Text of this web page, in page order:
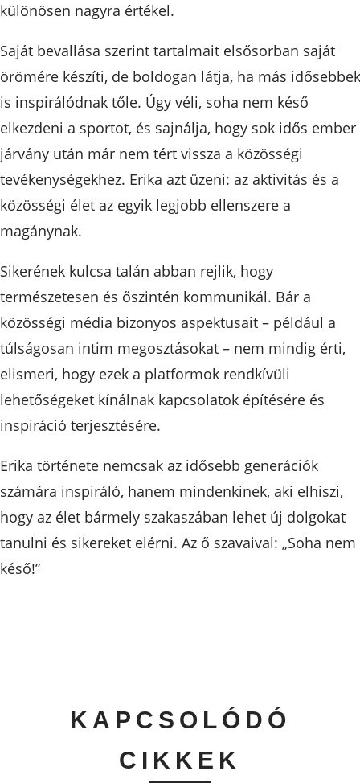
különösen nagyra értékel.
Saját bevallása szerint tartalmait elsősorban saját
örömére készíti, de boldogan látja, ha más idősebbek
is inspirálódnak tőle. Úgy véli, soha nem késő
elkezdeni a sportot, és sajnálja, hogy sok idős ember
járvány után már nem tért vissza a közösségi
tevékenységekhez. Erika azt üzeni: az aktivitás és a
közösségi élet az egyik legjobb ellenszere a
magánynak.
Sikerének kulcsa talán abban rejlik, hogy
természetesen és őszintén kommunikál. Bár a
közösségi média bizonyos aspektusait – például a
túlságosan intim megosztásokat – nem mindig érti,
elismeri, hogy ezek a platformok rendkívüli
lehetőségeket kínálnak kapcsolatok építésére és
inspiráció terjesztésére.
Erika története nemcsak az idősebb generációk
számára inspiráló, hanem mindenkinek, aki elhiszi,
hogy az élet bármely szakaszában lehet új dolgokat
tanulni és sikereket elérni. Az ő szavaival: „Soha nem
késő!”
KAPCSOLÓDÓ
CIKKEK